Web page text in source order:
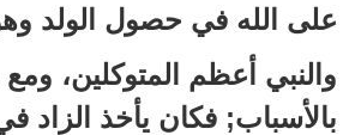
على الله في حصول الولد
والنبي أعظم المتوكلين،
بالأسباب; فكان يأخذ الزاد